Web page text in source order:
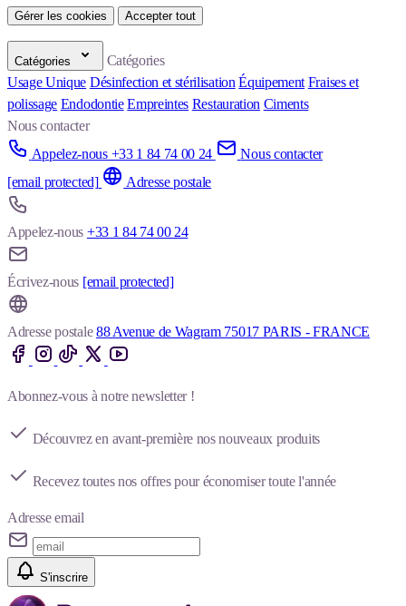
Gérer les cookies Accepter tout
Catégories
Catégories
Usage Unique Désinfection et stérilisation Équipement Fraises et
polissage Endodontie Empreintes Restauration Ciments
Nous contacter
Appelez-nous +33 1 84 74 00 24
Nous contacter
[email protected]
Adresse postale
Appelez-nous +33 1 84 74 00 24
Écrivez-nous [email protected]
Adresse postale 88 Avenue de Wagram 75017 PARIS - FRANCE
Abonnez-vous à notre newsletter !
Découvrez en avant-première nos nouveaux produits
Recevez toutes nos offres pour économiser toute l'année
Adresse email
S'inscrire